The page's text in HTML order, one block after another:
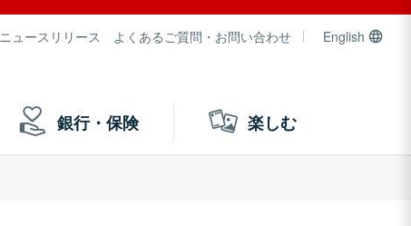
ニュースリリース よくあるご質問・お問い合わせ English
銀行・保険 楽しむ